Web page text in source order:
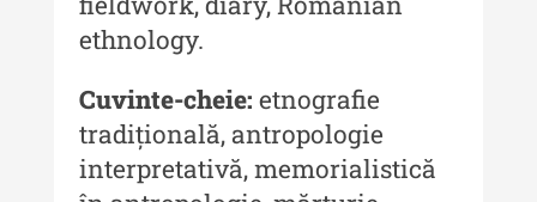
autor
Indexul Complet
ethnology.
Cuvinte-cheie: etnografie
tradițională, antropologie
interpretativă, memorialistică